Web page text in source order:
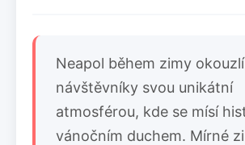
Neapol během zimy okouzlí
návštěvníky svou unikátní
atmosférou, kde se mísí
vánočním duchem. Mírné